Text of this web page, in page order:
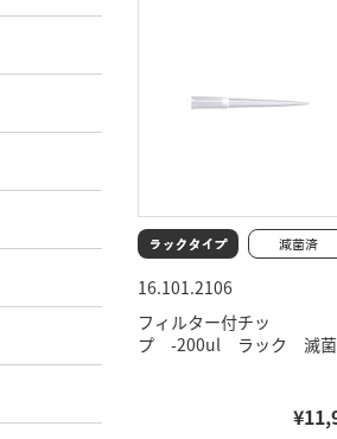
16.101.2106
フィルター付チッ
プ -200ul ラック 滅